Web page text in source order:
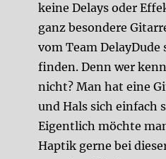
keine Delays oder
ganz besondere
vom Team DelayDude
finden. Denn wer
nicht? Man hat eine
und Hals sich einfach
Eigentlich möchte
Haptik gerne bei